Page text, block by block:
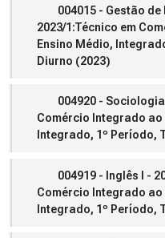
004015 - Gestão de
2023/1:Técnico em
Ensino Médio,
Diurno (2023)
004920 -
Comércio Integrado ao
Integrado, 1º Período,
004919 - Inglês I -
Comércio Integrado ao
Integrado, 1º Período,